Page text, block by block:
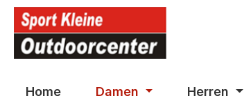
Zur Hauptnavigation springen
Home Damen Herren